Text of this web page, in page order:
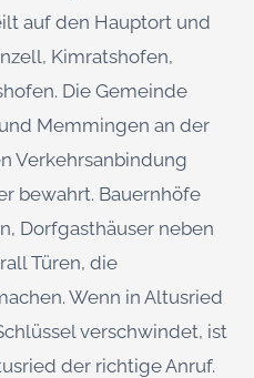
auf den Hauptort und
Kimratshofen,
Die Gemeinde
Memmingen an der
Verkehrsanbindung
bewahrt. Bauernhöfe
Dorfgasthäuser neben
Türen, die
Wenn in Altusried
verschwindet, ist
der richtige Anruf.